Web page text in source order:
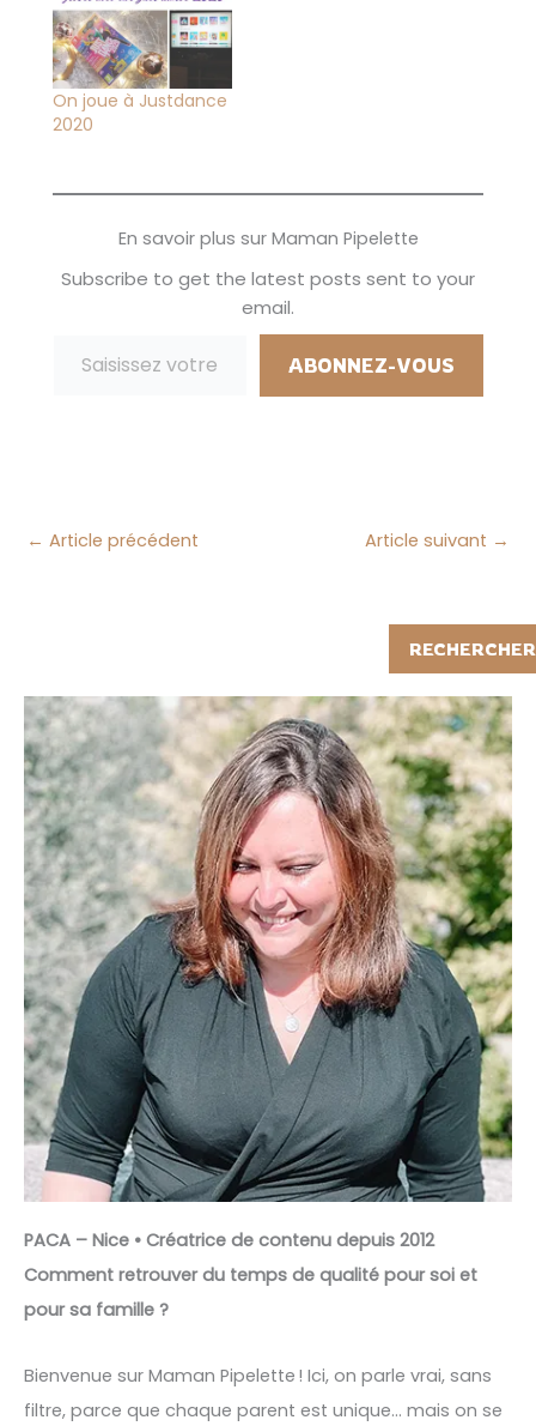
On joue à Justdance
2020
En savoir plus sur Maman Pipelette
Subscribe to get the latest posts sent to your
email.
ABONNEZ-VOUS
← Article précédent Article suivant →
RECHERCHER
PACA – Nice • Créatrice de contenu depuis 2012
Comment retrouver du temps de qualité pour soi et
pour sa famille ?
Bienvenue sur Maman Pipelette ! Ici, on parle vrai, sans
filtre, parce que chaque parent est unique… mais on se